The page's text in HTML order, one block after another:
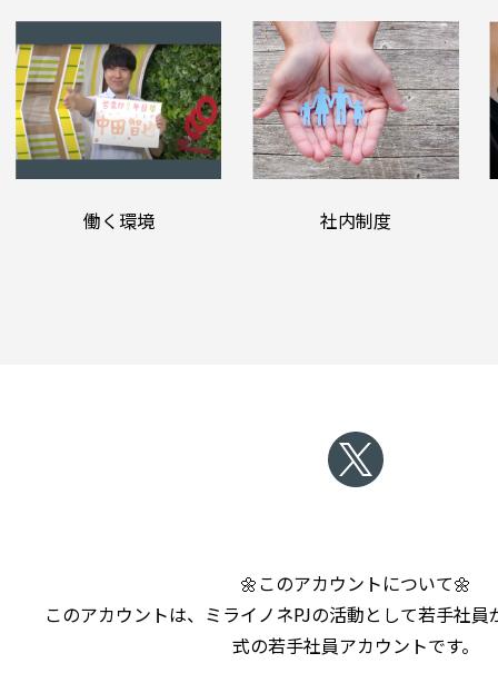
働く環境 社内制度
🌼このアカウントについて🌼
このアカウントは、ミライノネPJの活動として若手社
式の若手社員アカウントです。